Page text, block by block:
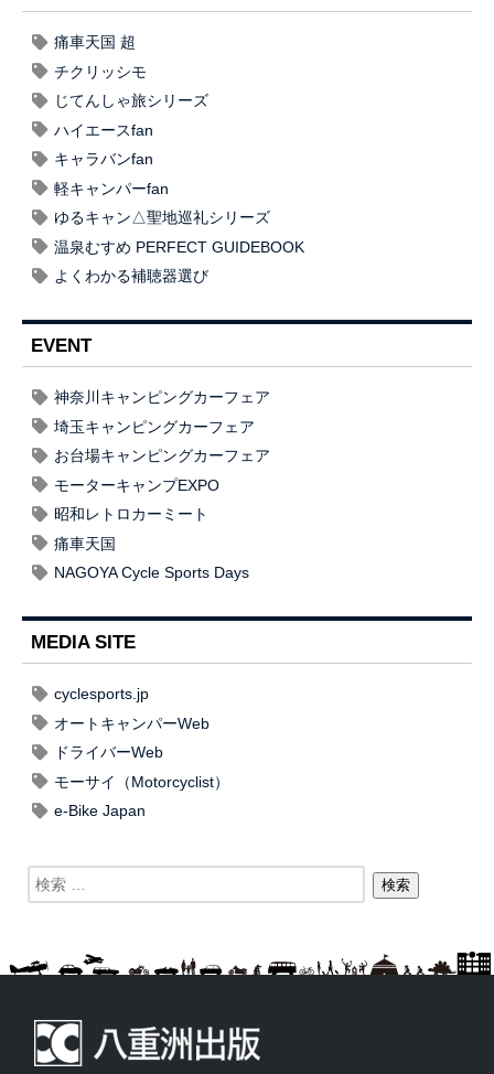
痛車天国 超
チクリッシモ
じてんしゃ旅シリーズ
ハイエースfan
キャラバンfan
軽キャンパーfan
ゆるキャン△聖地巡礼シリーズ
温泉むすめ PERFECT GUIDEBOOK
よくわかる補聴器選び
EVENT
神奈川キャンピングカーフェア
埼玉キャンピングカーフェア
お台場キャンピングカーフェア
モーターキャンプEXPO
昭和レトロカーミート
痛車天国
NAGOYA Cycle Sports Days
MEDIA SITE
cyclesports.jp
オートキャンパーWeb
ドライバーWeb
モーサイ（Motorcyclist）
e-Bike Japan